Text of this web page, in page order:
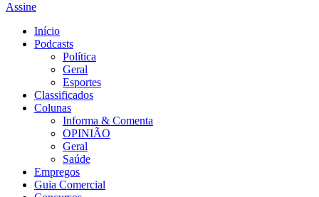
Assine
Início
Podcasts
Política
Geral
Esportes
Classificados
Colunas
Informa & Comenta
OPINIÃO
Geral
Saúde
Empregos
Guia Comercial